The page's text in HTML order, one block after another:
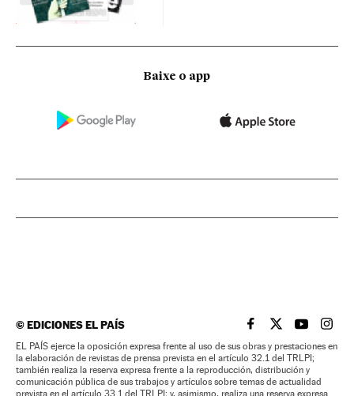
Baixe o app
©EDICIONES EL PAÍS EL PAÍS BRASIL EN
EL PAÍSEL PAÍS
EL
EL PAÍS ejerce la oposición expresa frente al uso de sus obras y prestaciones en
la elaboración de revistas de prensa prevista en el artículo 32.1 del TRLPI;
también realiza la reserva expresa frente a la reproducción, distribución y
comunicación pública de sus trabajos y artículos sobre temas de actualidad
prevista en el artículo 33.1 del TRLPI; y, asimismo, realiza una reserva expresa